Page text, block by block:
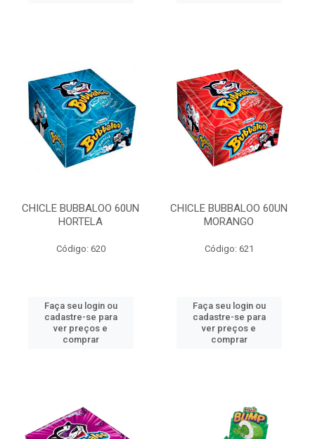
CHICLE BUBBALOO 60UN
HORTELA
Código: 620
Faça seu login ou
cadastre-se para
ver preços e
comprar
CHICLE BUBBALOO 60UN
MORANGO
Código: 621
Faça seu login ou
cadastre-se para
ver preços e
comprar